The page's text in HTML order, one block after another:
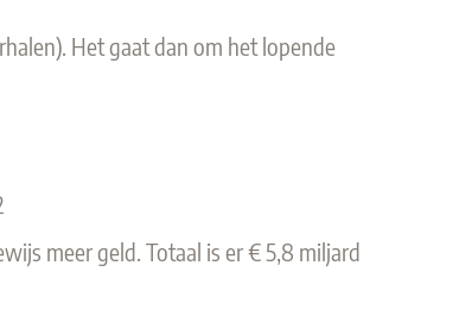
Het gaat dan om het lopende
meer geld. Totaal is er € 5,8 miljard